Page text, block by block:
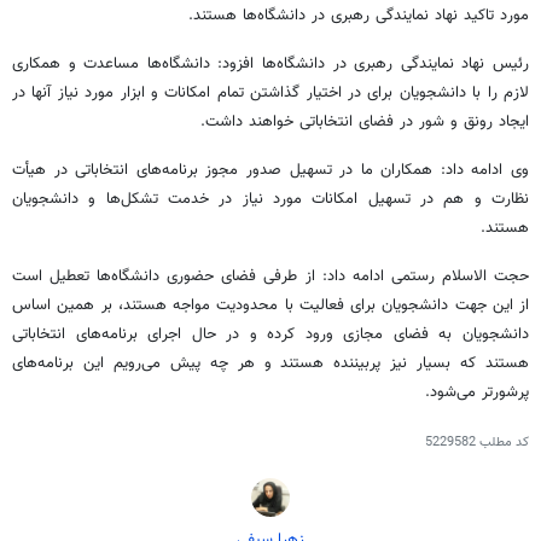
مورد تاکید نهاد نمایندگی رهبری در دانشگاه‌ها هستند.
رئیس نهاد نمایندگی رهبری در دانشگاه‌ها افزود: دانشگاه‌ها مساعدت و همکاری
لازم را با دانشجویان برای در اختیار گذاشتن تمام امکانات و ابزار مورد نیاز آنها در
ایجاد رونق و شور در فضای انتخاباتی خواهند داشت.
وی ادامه داد: همکاران ما در تسهیل صدور مجوز برنامه‌های انتخاباتی در هیأت
نظارت و هم درتسهیل امکانات مورد نیاز در خدمت تشکل‌ها و دانشجویان
هستند.
حجت الاسلام رستمی ادامه داد: از طرفی فضای حضوریدانشگاه‌ها تعطیل است
از این جهت دانشجویان برای فعالیت با محدودیت مواجه هستند، بر همین اساس
دانشجویان به فضای مجازی ورود کرده و در حال اجرای برنامه‌های انتخاباتی
هستند که بسیار نیز پربیننده هستند و هر چه پیش می‌رویم این برنامه‌های
پرشورتر می‌شود.
کد مطلب5229582